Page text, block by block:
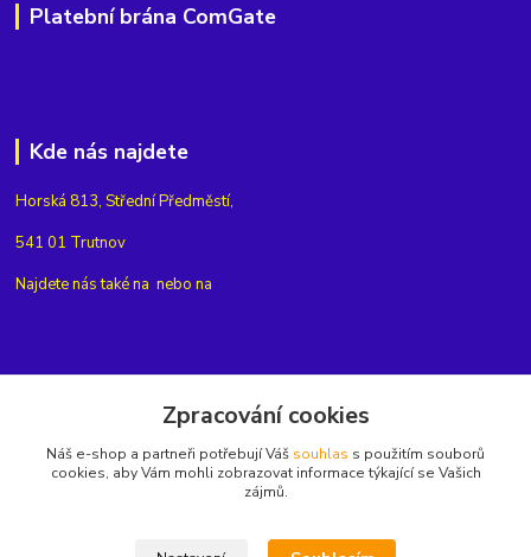
Platební brána ComGate
Kde nás najdete
Horská 813, Střední Předměstí,
541 01 Trutnov
Najdete nás také na nebo na
+420775654704
Zpracování cookies
Náš e-shop a partneři potřebují Váš souhlas s použitím souborů
cookies, aby Vám mohli zobrazovat informace týkající se Vašich
zájmů.